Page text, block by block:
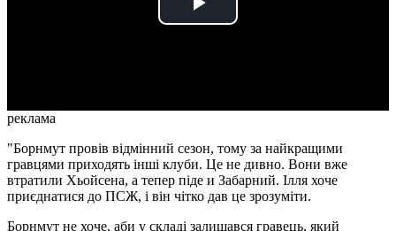
Play
реклама
"Борнмут провів відмінний сезон, тому за найкращими
гравцями приходять інші клуби. Це не дивно. Вони вже
втратили Хьойсена, а тепер піде и Забарний. Ілля хоче
приєднатися до ПСЖ, і він чітко дав це зрозуміти.
Борнмут не хоче, аби у складі залишався гравець, який